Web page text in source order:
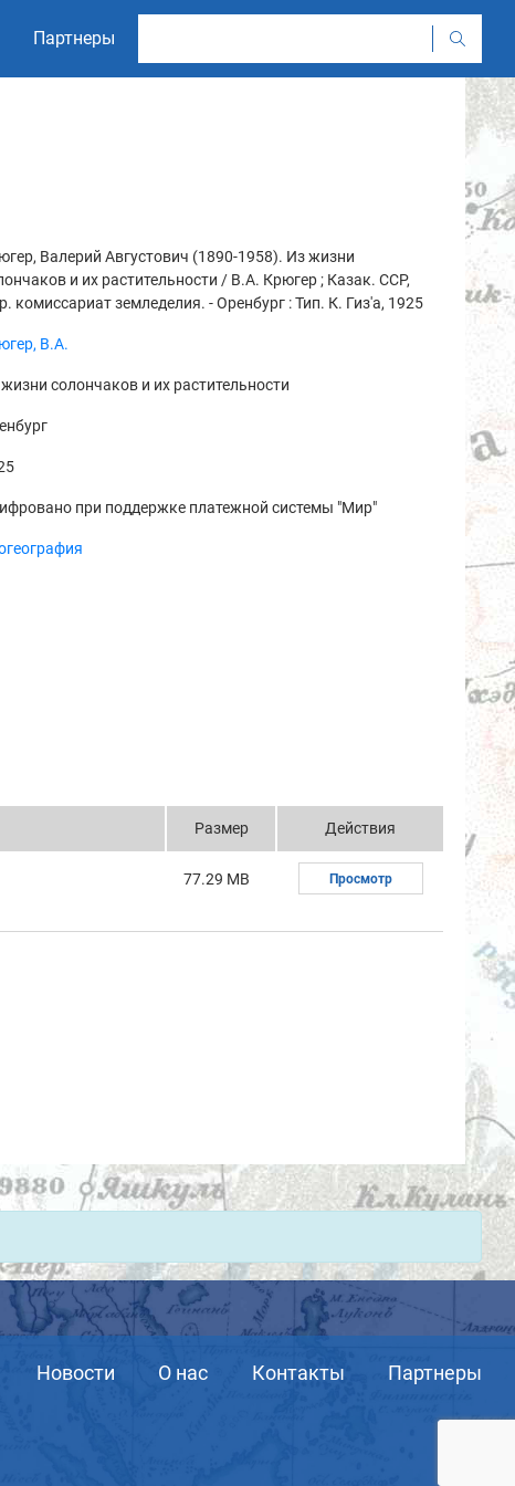
Партнеры
Валерий Августович (1890-1958). Из жизни
и их растительности / В.А. Крюгер ; Казак. ССР,
комиссариат земледелия. - Оренбург : Тип. К. Гиз'а, 1925
В.А.
солончаков и их растительности
при поддержке платежной системы "Мир"
Размер Действия
77.29 MB Просмотр
Новости О нас Контакты Партнеры